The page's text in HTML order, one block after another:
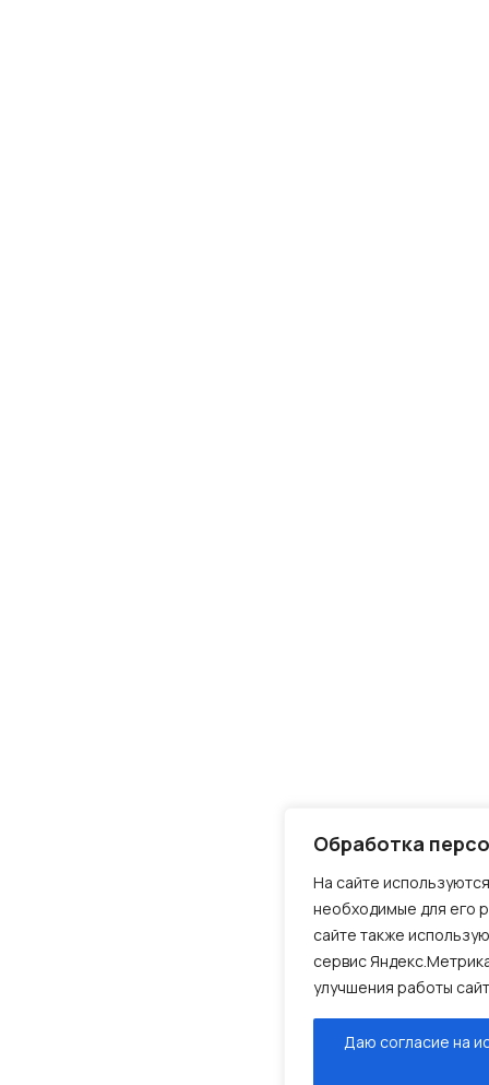
Обработка
На сайте
необходимые для его
сайте также
сервис
улучшения работы
Даю согласие на